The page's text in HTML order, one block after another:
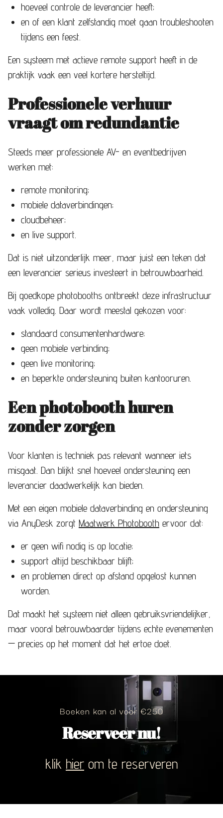
hoeveel controle de leverancier heeft;
en of een klant zelfstandig moet gaan troubleshooten
tijdens een feest.
Een systeem met actieve remote support heeft in de
praktijk vaak een veel kortere hersteltijd.
Professionele verhuur
vraagt om redundantie
Steeds meer professionele AV- en eventbedrijven
werken met:
remote monitoring;
mobiele dataverbindingen;
cloudbeheer;
en live support.
Dat is niet uitzonderlijk meer, maar juist een teken dat
een leverancier serieus investeert in betrouwbaarheid.
Bij goedkope photobooths ontbreekt deze infrastructuur
vaak volledig. Daar wordt meestal gekozen voor:
standaard consumentenhardware;
geen mobiele verbinding;
geen live monitoring;
en beperkte ondersteuning buiten kantooruren.
Een photobooth huren
zonder zorgen
Voor klanten is techniek pas relevant wanneer iets
misgaat. Dan blijkt snel hoeveel ondersteuning een
leverancier daadwerkelijk kan bieden.
Met een eigen mobiele dataverbinding en ondersteuning
via AnyDesk zorgt Maatwerk Photobooth ervoor dat:
er geen wifi nodig is op locatie;
support altijd beschikbaar blijft;
en problemen direct op afstand opgelost kunnen
worden.
Dat maakt het systeem niet alleen gebruiksvriendelijker,
maar vooral betrouwbaarder tijdens echte evenementen
— precies op het moment dat het ertoe doet.
Boeken kan al voor €250
Reserveer nu!
klik hier om te reserveren